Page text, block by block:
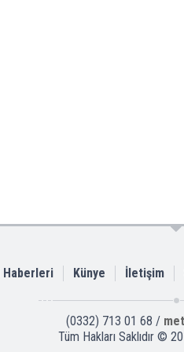
Haberleri Künye İletişim
(0332) 713 01 68 /
Tüm Hakları Saklıdır ©